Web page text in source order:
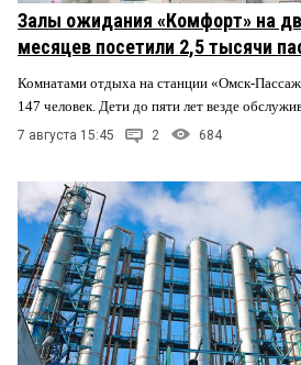
Залы ожидания «Комфорт» на
месяцев посетили 2,5 тысячи
Комнатами отдыха на станции «Омск-
147 человек. Дети до пяти лет везде
7 августа 15:45 2 684